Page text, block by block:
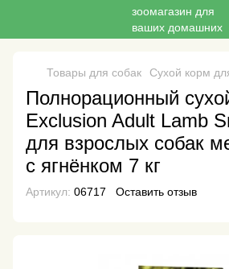
Товары для собак Сухой корм
Полнорационный
Exclusion Adult Lamb
для взрослых собак
с ягнёнком 7 кг
Артикул: 06717 Оставить отзыв